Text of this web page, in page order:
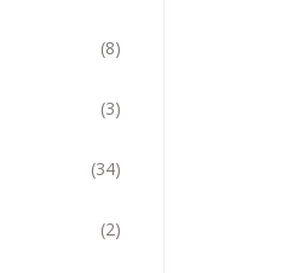
(8)
(3)
(34)
(2)